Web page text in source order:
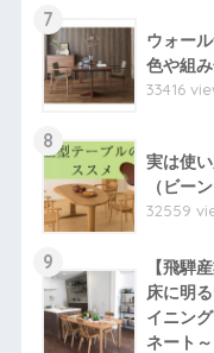
7
ウォー
色や組
33416
8
実は使
（ビー
32559
9
【飛騨
床に明
イニン
ネート～